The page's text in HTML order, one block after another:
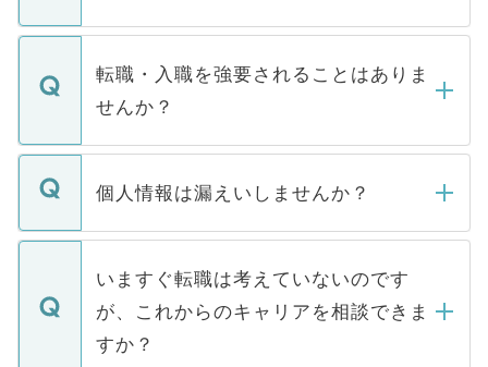
ます。通常、5営業日以内にはご連絡をせて
いただきますので、しばらくお待ちくださ
い。
マイナビDOCTORで取り扱っている求人の
うち約3割は、Webサイトからご覧いただ
けない「非公開求人」です。非公開求人は
下記の理由によって、一般には公開してい
ません。
■応募殺到を避けるため 人気のある医療機
関を公にしてしまうと、応募が殺到する場
に、医療機関が求める条件に合った人材の
みを人材紹介会社に依頼するケースが増え
ています。
転職・入職を強要されることはありま
せんか？
転職・入職を強要することは一切ありませ
ん。また、仮に応募先から内定をいただい
定を承諾する必要はありません。内定先へ
の辞退の連絡はキャリアパートナーが行い
ますので、ご安心ください。
個人情報は漏えいしませんか？
個人情報が漏えいすることはありませんの
で、ご安心ください。当サイトからの登録
などで収集したご登録者様の個人情報は、
ご本人のキャリアアップおよび転職活動の
支援を目的に使用いたします。お預かりし
いますぐ転職は考えていないのです
が、これからのキャリアを相談できま
すか？